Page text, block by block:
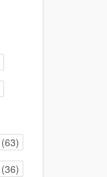
(63)
(36)